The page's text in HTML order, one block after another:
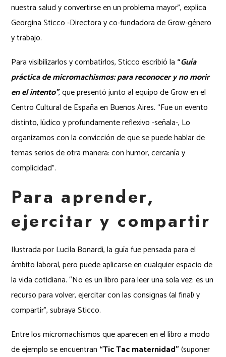
nuestra salud y convertirse en un problema mayor”, explica
Georgina Sticco -Directora y co-fundadora de Grow-género
y trabajo.
Para visibilizarlos y combatirlos, Sticco escribió la “Guía
práctica de micromachismos: para reconocer y no morir
en el intento”, que presentó junto al equipo de Grow en el
Centro Cultural de España en Buenos Aires. “Fue un evento
distinto, lúdico y profundamente reflexivo -señala-, Lo
organizamos con la convicción de que se puede hablar de
temas serios de otra manera: con humor, cercanía y
complicidad”.
Para aprender,
ejercitar y compartir
Ilustrada por Lucila Bonardi, la guía fue pensada para el
ámbito laboral, pero puede aplicarse en cualquier espacio de
la vida cotidiana. “No es un libro para leer una sola vez: es un
recurso para volver, ejercitar con las consignas (al final) y
compartir”, subraya Sticco.
Entre los micromachismos que aparecen en el libro a modo
de ejemplo se encuentran “Tic Tac maternidad”(suponer